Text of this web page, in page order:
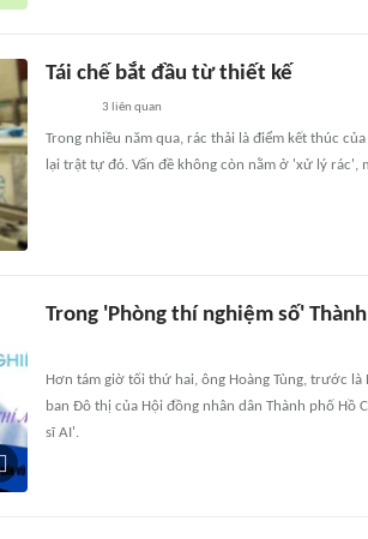
Tái chế bắt đầu từ thiết kế
3 liên quan
Trong nhiều năm qua, rác thải là điểm kết thúc
lại trật tự đó. Vấn đề không còn nằm ở 'xử lý
Trong 'Phòng thí nghiệm số'
Hơn tám giờ tối thứ hai, ông Hoàng Tùng, trước
ban Đô thị của Hội đồng nhân dân Thành phố
sĩ AI'.